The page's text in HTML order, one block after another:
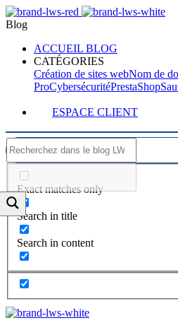
Blog
ACCUEIL BLOG
CATÉGORIES
Création de sites webNom de
ProCybersécuritéPrestaShop
ESPACE CLIENT
Exact matches only
Search in title
Search in content